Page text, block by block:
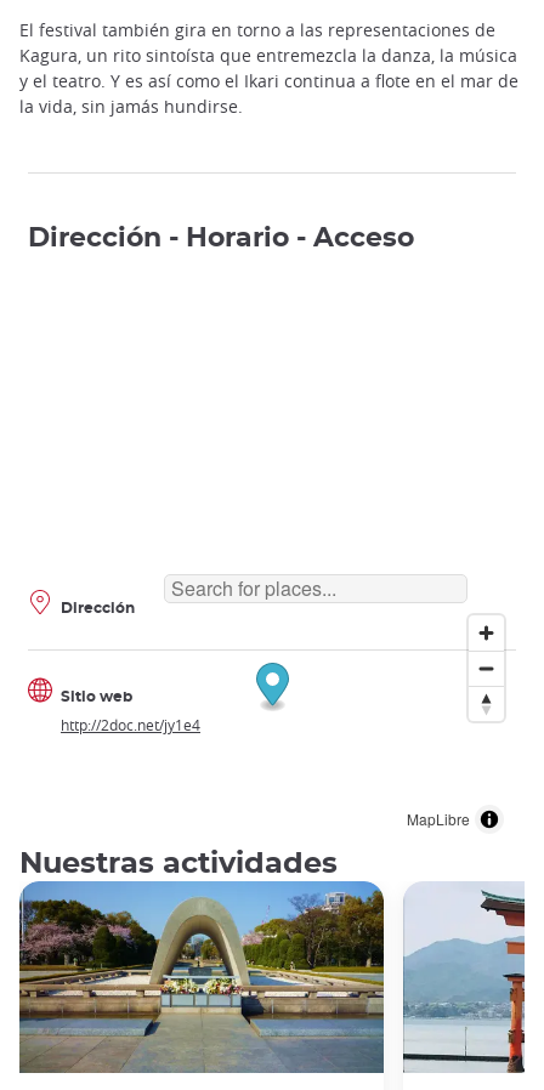
El festival también gira en torno a las representaciones de
Kagura, un rito sintoísta que entremezcla la danza, la música
y el teatro. Y es así como el Ikari continua a flote en el mar de
la vida, sin jamás hundirse.
Dirección - Horario - Acceso
MapLibre
Dirección
Sitio web
http://2doc.net/jy1e4
Nuestras actividades